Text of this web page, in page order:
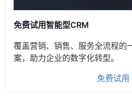
免费试用智能型CRM
覆盖营销、销售、服务全流程的
案，助力企业的数字化转型。
免费试用